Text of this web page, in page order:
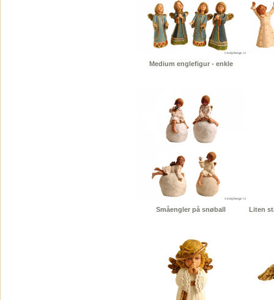
Medium englefigur - enkle
Småengler på snøball Liten